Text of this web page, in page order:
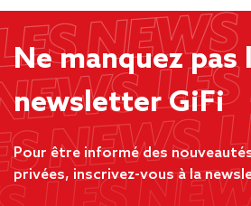
Ne manquez pas
newsletter GiFi
Pour être informé des
privées, inscrivez-vous à la